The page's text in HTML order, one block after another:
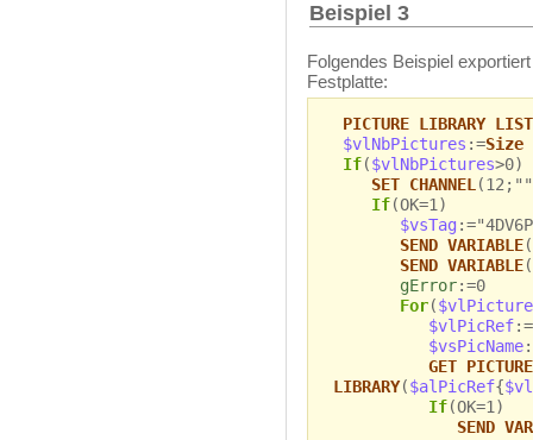
Beispiel 3
Folgendes Beispiel
Festplatte:
PICTURE LIBRARY LIST
$vlNbPictures :=Size
If($vlNbPictures>0)
SET CHANNEL
If(OK=1)
$vsTag
SEND VARIABLE(
SEND VARIABLE(
gError:=0
For($vlPicture
$vlPicRef:=
$vsPicName
GET
LIBRARY($alPicRef{
If(OK=1)
SEND